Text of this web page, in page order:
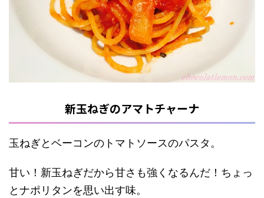
新玉ねぎのアマトチャーナ
玉ねぎとベーコンのトマトソースのパスタ。
甘い！新玉ねぎだから甘さも強くなるんだ！ちょっ
とナポリタンを思い出す味。